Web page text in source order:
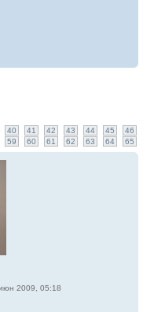
40 41 42 43 44 45
46
59 60 61 62 63 64 65
2009, 05:18